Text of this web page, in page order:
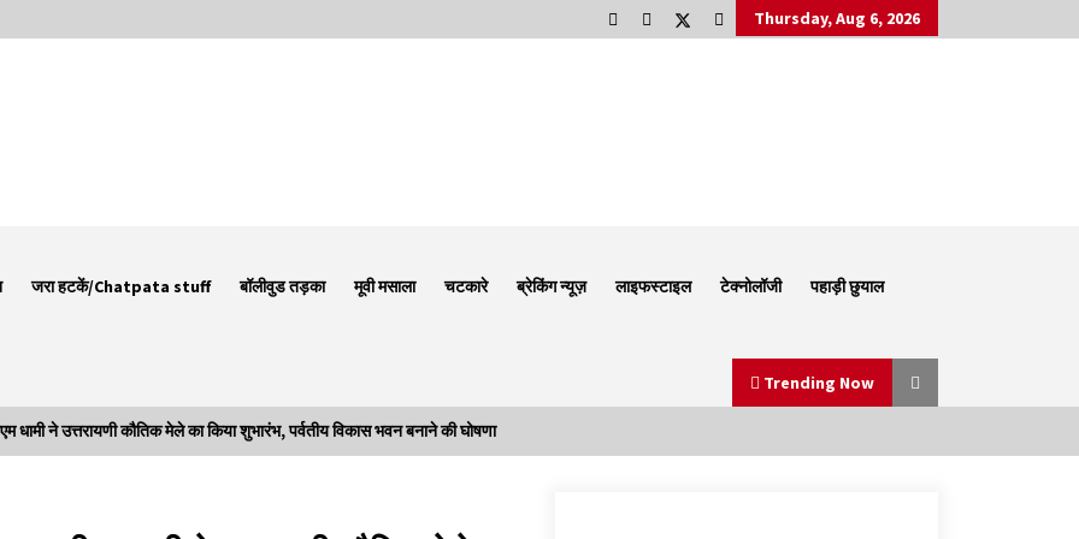
Thursday, Aug 6, 2026
जरा हटकें/Chatpata stuff बॉलीवुड तड़का मूवी मसाला चटकारे ब्रेकिंग न्यूज़ लाइफस्टाइल टेक्नोलॉजी पहाड़ी छुयाल
Trending Now
ने उत्तरायणी कौतिक मेले का किया शुभारंभ, पर्वतीय विकास भवन बनाने की घोषणा